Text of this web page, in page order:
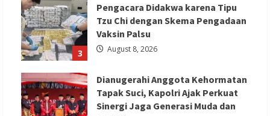
3
Pengacara Didakwa karena Tipu
Tzu Chi dengan Skema Pengadaan
Vaksin Palsu
August 8, 2026
Dianugerahi Anggota Kehormatan
Tapak Suci, Kapolri Ajak Perkuat
Sinergi Jaga Generasi Muda dan